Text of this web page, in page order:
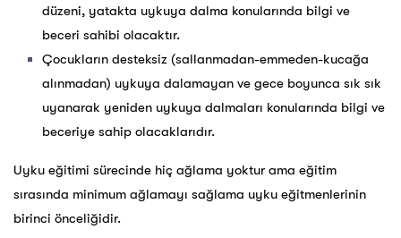
düzeni, yatakta uykuya dalma konularında bilgi ve
beceri sahibi olacaktır.
Çocukların desteksiz (sallanmadan-emmeden-kucağa
alınmadan) uykuya dalamayan ve gece boyunca sık sık
uyanarak yeniden uykuya dalmaları konularında bilgi ve
beceriye sahip olacaklarıdır.
Uyku eğitimi sürecinde hiç ağlama yoktur ama eğitim
sırasında minimum ağlamayı sağlama uyku eğitmenlerinin
birinci önceliğidir.